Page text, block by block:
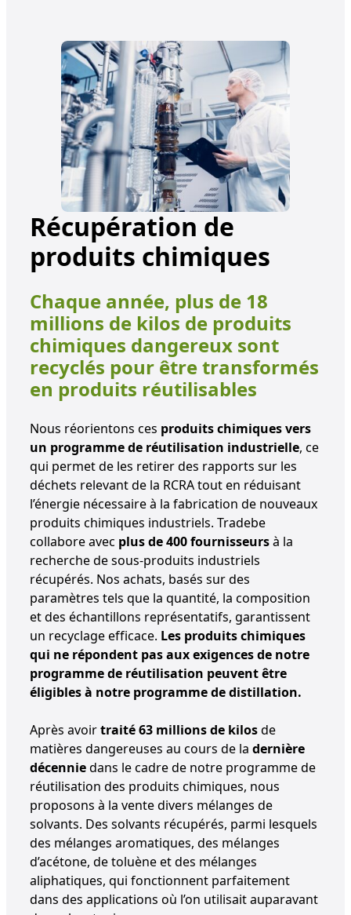
Récupération de
produits chimiques
Chaque année, plus de 18
millions de kilos de produits
chimiques dangereux sont
recyclés pour être transformés
en produits réutilisables
Nous réorientons ces produits chimiques vers
un programme de réutilisation industrielle, ce
qui permet de les retirer des rapports sur les
déchets relevant de la RCRA tout en réduisant
l’énergie nécessaire à la fabrication de nouveaux
produits chimiques industriels. Tradebe
collabore avec plus de 400 fournisseursà la
recherche de sous-produits industriels
récupérés. Nos achats, basés sur des
paramètres tels que la quantité, la composition
et des échantillons représentatifs, garantissent
un recyclage efficace. Les produits chimiques
qui ne répondent pas aux exigences de notre
programme de réutilisation peuvent être
éligibles à notre programme de distillation.
Après avoirtraité 63 millions de kilosde
matières dangereuses au cours de la dernière
décenniedans le cadre de notre programme de
réutilisation des produits chimiques, nous
proposons à la vente divers mélanges de
solvants. Des solvants récupérés, parmi lesquels
des mélanges aromatiques, des mélanges
d’acétone, de toluène et des mélanges
aliphatiques, qui fonctionnent parfaitement
dans des applications où l’on utilisait auparavant